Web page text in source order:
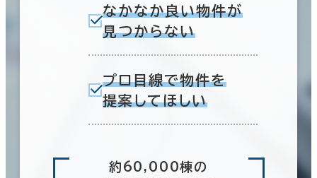
なかなか良い物件が
見つからない
プロ目線で物件を
提案してほしい
約60,000棟の